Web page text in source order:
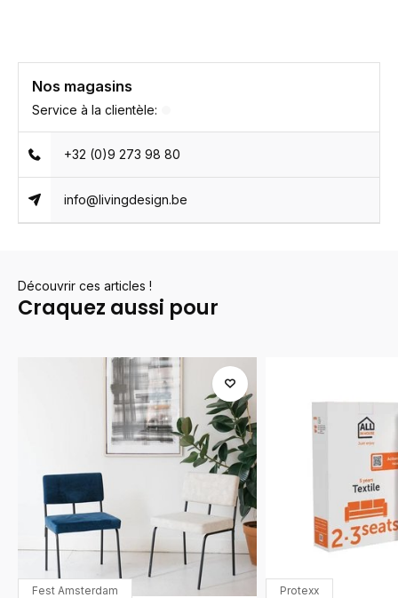
Nos magasins
Service à la clientèle:
+32 (0)9 273 98 80
info@livingdesign.be
Découvrir ces articles !
Craquez aussi pour
Fest Amsterdam Protexx